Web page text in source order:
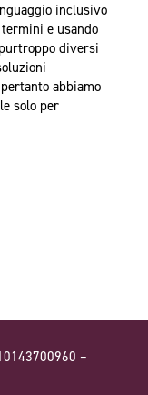
inclusivo
e usando
diversi
abbiamo
solo per
–